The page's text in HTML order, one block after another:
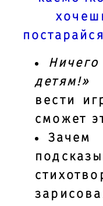
детям!»
вести
сможет